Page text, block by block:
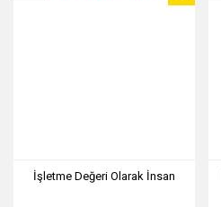
İşletme Değeri Olarak İnsan